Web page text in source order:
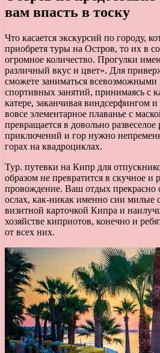
вам впасть в тоску
Что касается экскурсий по городу,
приобретя туры на Остров, то их в
огромное количество. Прогулки
различный вкус и цвет». Для
сможете заниматься
спортивных занятий, принимаясь с
катере, заканчивая виндсерфингом
вовсе элементарное плаванье с
превращается в довольно
приключений и гор нужно
горах на квадроциклах.
Тур. путевки на Кипр для
образом не превратится в скучное и
провождение. Ваш отдых прекрасно
ослах, как-никак именно сии милые
визитной карточкой Кипра и
хозяйстве киприотов, конечно и
от всех них.